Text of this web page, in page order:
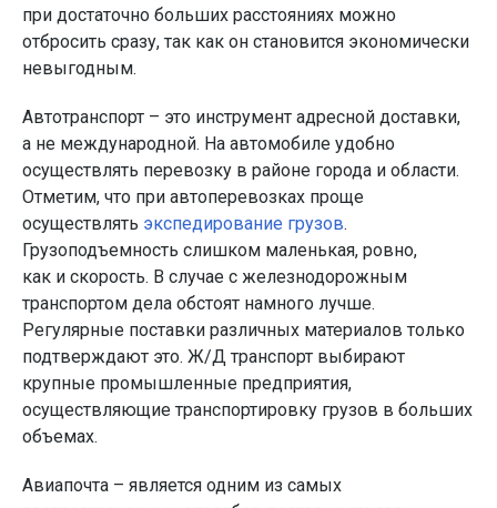
при достаточно больших расстояниях можно
отбросить сразу, так как он становится экономически
невыгодным.
Автотранспорт – это инструмент адресной доставки,
а не международной. На автомобиле удобно
осуществлять перевозку в районе города и области.
Отметим, что при автоперевозках проще
осуществлять экспедирование грузов.
Грузоподъемность слишком маленькая, ровно,
как и скорость. В случае с железнодорожным
транспортом дела обстоят намного лучше.
Регулярные поставки различных материалов только
подтверждают это. Ж/Д транспорт выбирают
крупные промышленные предприятия,
осуществляющие транспортировку грузов в больших
объемах.
Авиапочта – является одним из самых